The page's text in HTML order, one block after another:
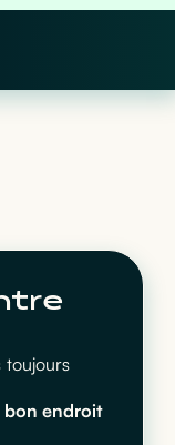
toujours
bon endroit